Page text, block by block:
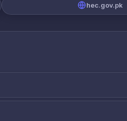
hec.gov.pk